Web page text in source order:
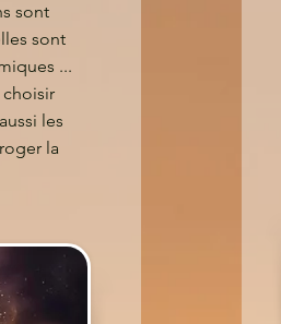
sont
sont
...
les
la